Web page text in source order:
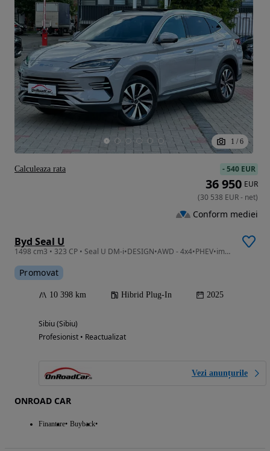
1 / 6
Byd Seal U
1498 cm3 • 323 CP • Seal U DM-i•DESIGN•AWD - 4x4•PHEV•import Germania
Promovat
10 398 km Hibrid Plug-In 2025
Sibiu (Sibiu)
Profesionist • Reactualizat
Vezi anunțurile
ONROAD CAR
Finantare Buyback
-540 EUR
36 950 EUR
(30 538 EUR- net)
Conform mediei
Calculeaza rata